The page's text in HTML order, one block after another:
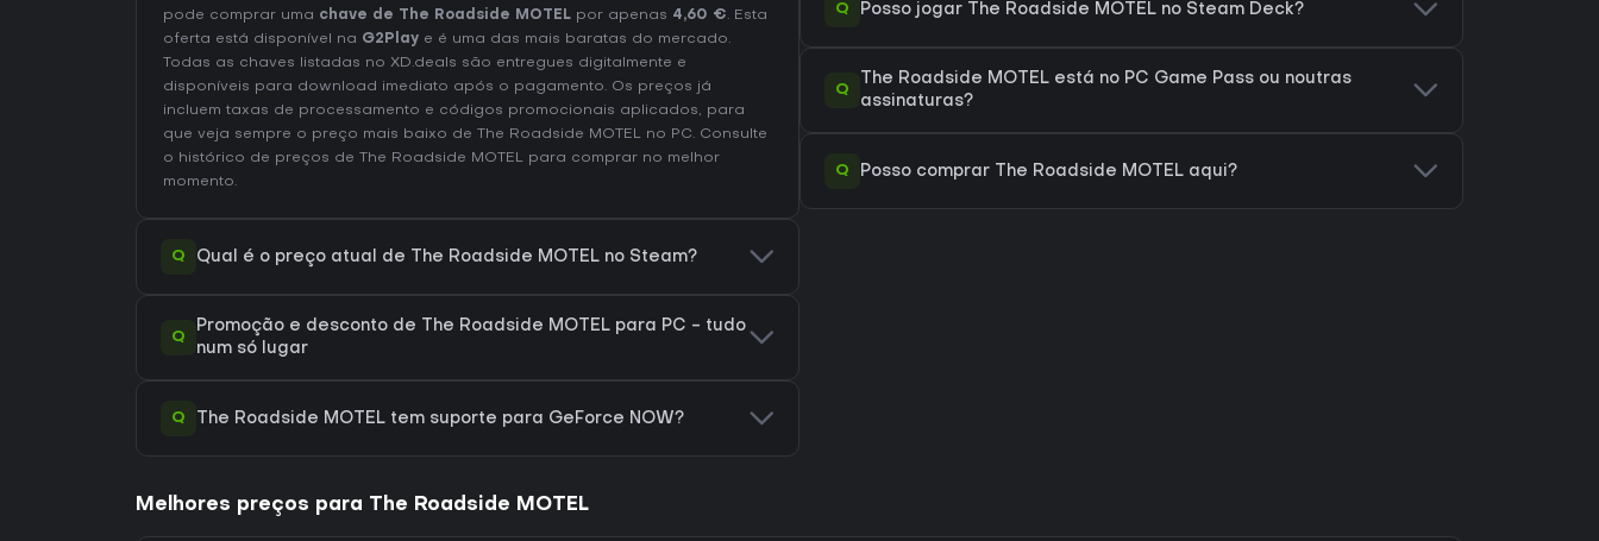
pode comprar uma chave de The Roadside MOTEL por apenas 4,60 €. Esta
oferta está disponível na G2Play e é uma das mais baratas do mercado.
Todas as chaves listadas no XD.deals são entregues digitalmente e
disponíveis para download imediato após o pagamento. Os preços já
incluem taxas de processamento e códigos promocionais aplicados, para
que veja sempre o preço mais baixo de The Roadside MOTEL no PC. Consulte
o histórico de preços de The Roadside MOTEL para comprar no melhor
momento.
Q Qual é o preço atual de The Roadside MOTEL no Steam?
Q
Promoção e desconto de The Roadside MOTEL para PC - tudo
num só lugar
Q The Roadside MOTEL tem suporte para GeForce NOW?
Q Posso jogar The Roadside MOTEL no Steam Deck?
Q
The Roadside MOTEL está no PC Game Pass ou noutras
assinaturas?
Q Posso comprar The Roadside MOTEL aqui?
Melhores preços para The Roadside MOTEL